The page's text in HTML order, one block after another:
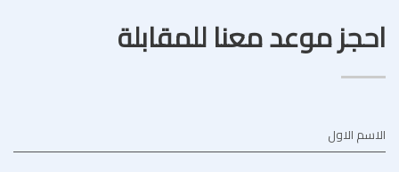
احجز موعد معنا للمقابلة
الاسم الاول